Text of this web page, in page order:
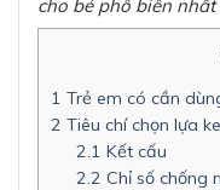
cho bé phổ biến
1 Trẻ em có cần
2 Tiêu chí chọn lựa
2.1 Kết cấu
2.2 Chỉ số chống